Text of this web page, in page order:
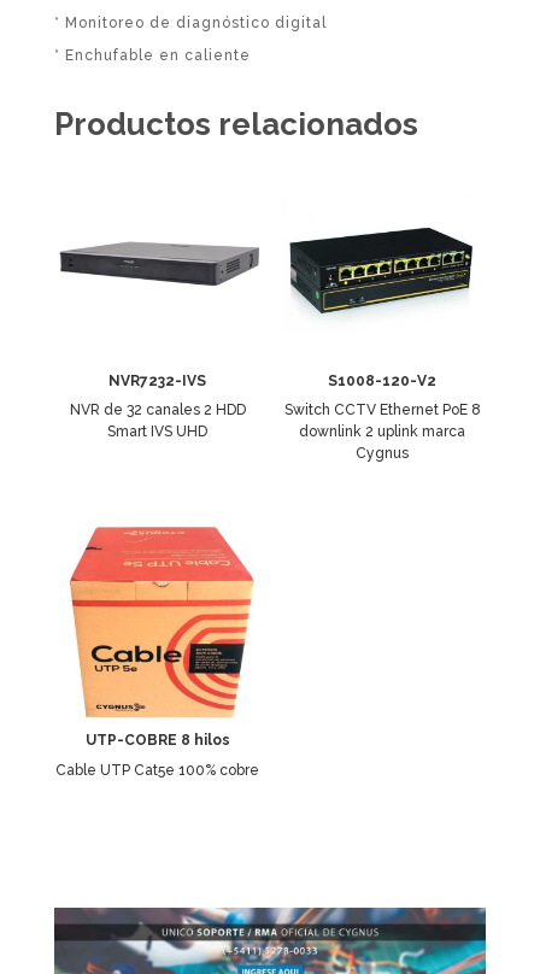
* Monitoreo de diagnóstico digital
* Enchufable en caliente
Productos relacionados
NVR7232-IVS
NVR de 32 canales 2 HDD
Smart IVS UHD
S1008-120-V2
Switch CCTV Ethernet PoE 8
downlink 2 uplink marca
Cygnus
UTP-COBRE 8 hilos
Cable UTP Cat5e 100% cobre